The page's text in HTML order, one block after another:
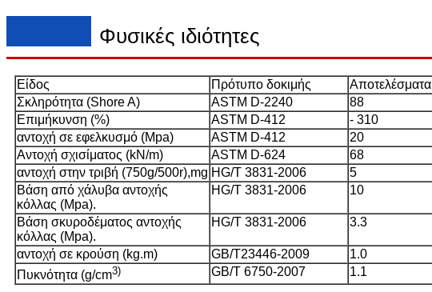
Φυσικές ιδιότητες
Είδος Πρότυπο δοκιμής
Αποτελέσματα
Σκληρότητα (Shore A)
ASTM D-2240
88
Επιμήκυνση (%)
ASTM D-412
- 310
αντοχή σε εφελκυσμό (Mpa)
ASTM D-412
20
Αντοχή σχισίματος (kN/m)
ASTM D-624
68
αντοχή στην τριβή (750g/500r),mg HG/T 3831-2006
5
Βάση από χάλυβα αντοχής
κόλλας (Mpa).
HG/T 3831-2006 10
Βάση σκυροδέματος αντοχής
κόλλας (Mpa).
HG/T 3831-2006 3.3
αντοχή σε κρούση (kg.m) GB/T23446-2009
1.0
Πυκνότητα (g/cm3) GB/T 6750-2007 1.1